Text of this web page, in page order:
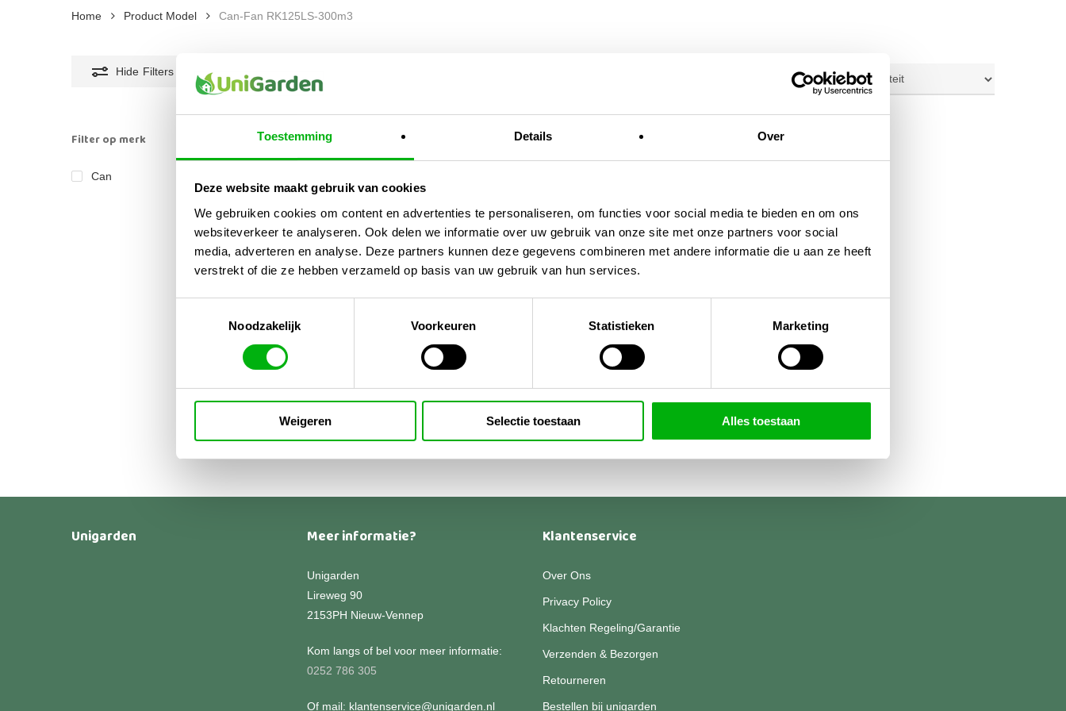
Toestemming Details Over
Deze website maakt gebruik van cookies
We gebruiken cookies om content en advertenties te personaliseren, om functies voor social media te bieden en om ons
websiteverkeer te analyseren. Ook delen we informatie over uw gebruik van onze site met onze partners voor social
media, adverteren en analyse. Deze partners kunnen deze gegevens combineren met andere informatie die u aan ze heeft
verstrekt of die ze hebben verzameld op basis van uw gebruik van hun services.
Noodzakelijk
Voorkeuren Statistieken Marketing
Weigeren Selectie toestaan Alles toestaan
Home Product Model Can-Fan RK125LS-300m3
Hide Filters
Filter op merk
Can
Buisventilator met
Snelheidsregelaar
€129,95-
€159,95Prijsklasse:
tot
€159,95
Dit
product
kan
Unigarden Meer informatie?
Unigarden
Lireweg 90
2153PH Nieuw-Vennep
Kom langs of bel voor meer informatie:
0252 786 305
Of mail: klantenservice@unigarden.nl
Klantenservice
Over Ons
Privacy Policy
Klachten Regeling/Garantie
Verzenden & Bezorgen
Retourneren
Bestellen bij unigarden